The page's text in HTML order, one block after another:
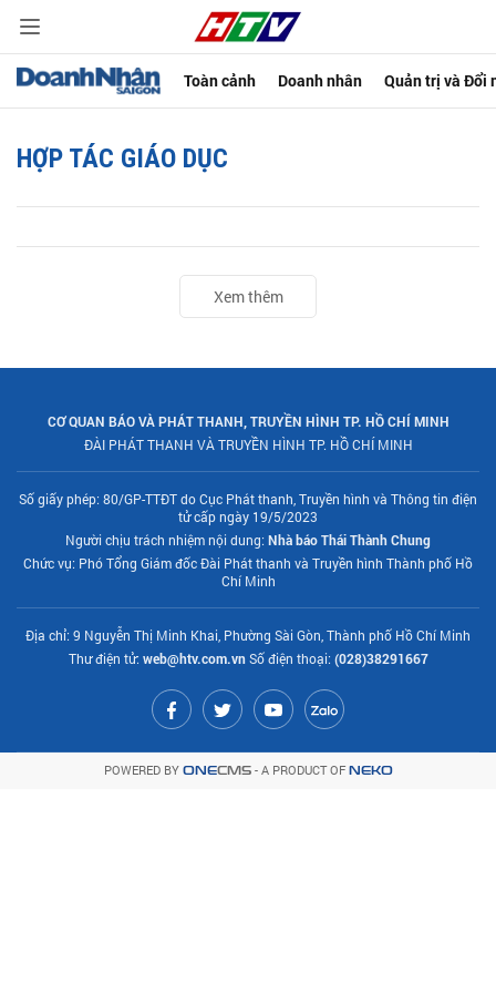
Toàn cảnh Doanh nhân Quản trị và Đổi
HỢP TÁC GIÁO DỤC
Xem thêm
CƠ QUAN BÁO VÀ PHÁT THANH, TRUYỀN HÌNH TP. HỒ CHÍ MINH
ĐÀI PHÁT THANH VÀ TRUYỀN HÌNH TP. HỒ CHÍ MINH
Số giấy phép: 80/GP-TTĐT do Cục Phát thanh, Truyền hình và Thông tin điện
tử cấp ngày 19/5/2023
Người chịu trách nhiệm nội dung: Nhà báo Thái Thành Chung
Chức vụ: Phó Tổng Giám đốc Đài Phát thanh và Truyền hình Thành phố Hồ
Chí Minh
Địa chỉ: 9 Nguyễn Thị Minh Khai, Phường Sài Gòn, Thành phố Hồ Chí Minh
Thư điện tử: web@htv.com.vnSố điện thoại: (028)38291667
POWERED BY ONECMS- A PRODUCT OF NEKO